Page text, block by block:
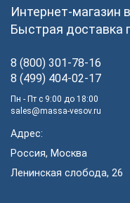
Интернет-магазин
Быстрая доставка
8 (800) 301-78-16
8 (499) 404-02-17
Пн - Пт с 9:00 до 18:00
sales@massa-vesov.ru
Адрес:
Россия, Москва
Ленинская слобода, 26